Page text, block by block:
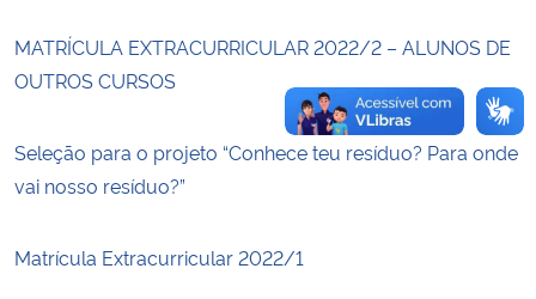
Secretaria de Governo
Advocacia-Geral da União
MATRÍCULA EXTRACURRICULAR 2022/2 – ALUNOS DE
OUTROS CURSOS
Seleção para o projeto “Conhece teu resíduo? Para onde
vai nosso resíduo?”
Matrícula Extracurricular 2022/1